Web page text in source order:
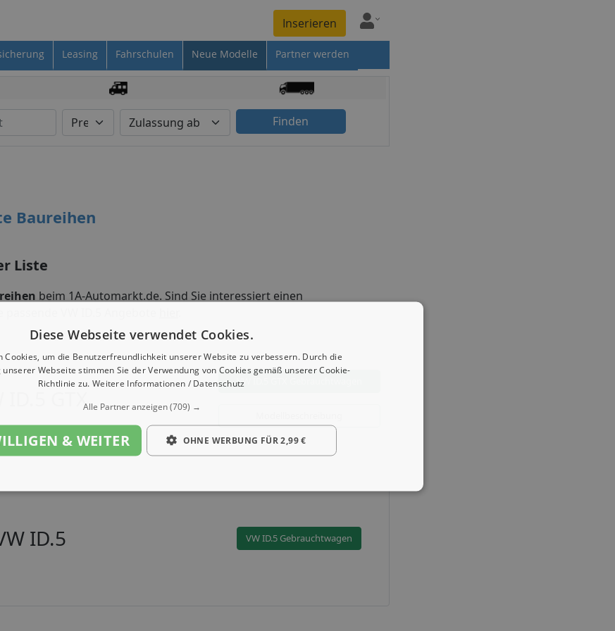
Inserieren
Leasing Fahrschulen Neue Modelle Partner werden
Finden
Baureihen
Liste
beim 1A-Automarkt.de. Sind Sie interessiert einen
VW ID.5 Angebote
ID.5 GTX
VW ID.5 GTX Gebrauchtwagen
ID.5 VW ID.5 Gebrauchtwagen
Diese Webseite verwendet Cookies.
Cookies, um die Benutzerfreundlichkeit unserer Website zu verbessern. Durch die
Webseite stimmen Sie der Verwendung von Cookies gemäß unserer Cookie-
Richtlinie zu. Weitere Informationen / Datenschutz
Alle Partner anzeigen(709) →
& WEITER OHNE WERBUNG FÜR 2,99 €